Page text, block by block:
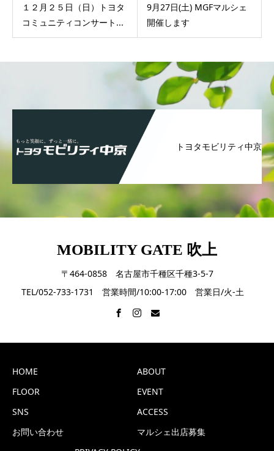
１２月２５日（日）トヨタ
コミュニティコンサート...
9月27日(土) MGFマルシェ
開催します
トヨタモビリティ中京
MOBILITY GATE 吹上
〒464-0858 名古屋市千種区千種3-5-7
TEL/052-733-1731 営業時間/10:00-17:00 営業日/火-土
HOME
ABOUT
FLOOR
EVENT
SNS
ACCESS
お問い合わせ
マルシェ出店募集